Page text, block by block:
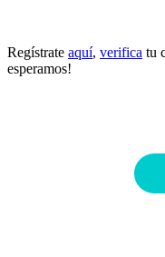
Regístrate aquí, verifica tu
esperamos!